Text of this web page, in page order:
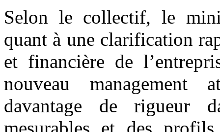
Selon le collectif, le
quant à une clarification
et financière de
nouveau management
davantage de rigueur
mesurables et des